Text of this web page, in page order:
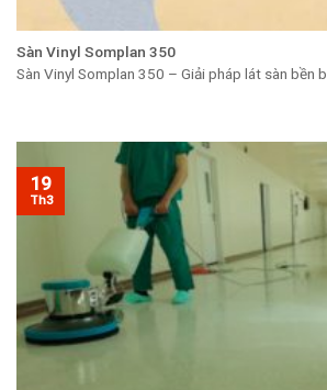
Sàn Vinyl Somplan 350
Sàn Vinyl Somplan 350 – Giải pháp lát sàn bền bỉ
19
Th3